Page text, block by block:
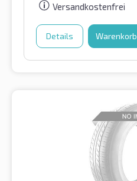
Versandkostenfrei
Details Warenkorb